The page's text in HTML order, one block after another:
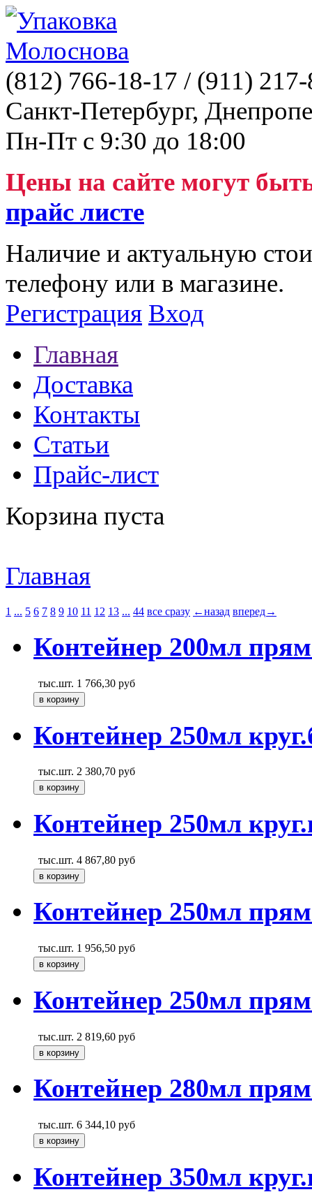
(812) 766-18-17 / (911)
Санкт-Петербург,
Пн-Пт с 9:30 до 18:00
Цены на сайте могут
прайс листе
Наличие и актуальную
телефону или в магазине.
Регистрация Вход
Главная
Доставка
Контакты
Статьи
Прайс-лист
Корзина пуста
Главная
1 ... 5 6 7 8 9 10 11 12 13 ... 44 все сразу ←назад вперед→
Контейнер 200мл
тыс.шт. 1 766,30 руб
Контейнер 250мл
тыс.шт. 2 380,70 руб
Контейнер 250мл
тыс.шт. 4 867,80 руб
Контейнер 250мл
тыс.шт. 1 956,50 руб
Контейнер 250мл
тыс.шт. 2 819,60 руб
Контейнер 280мл
тыс.шт. 6 344,10 руб
Контейнер 350мл